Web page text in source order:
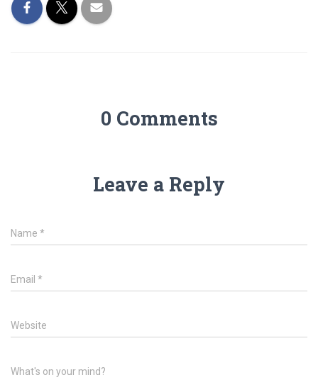
0 Comments
Leave a Reply
Name *
Email *
Website
What's on your mind?